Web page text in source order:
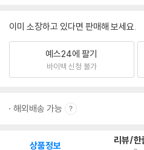
이미 소장하고 있다면 판매해 보세요.
예스24에 팔기
바이백 신청 불가
해외배송 가능
상품정보 리뷰/한